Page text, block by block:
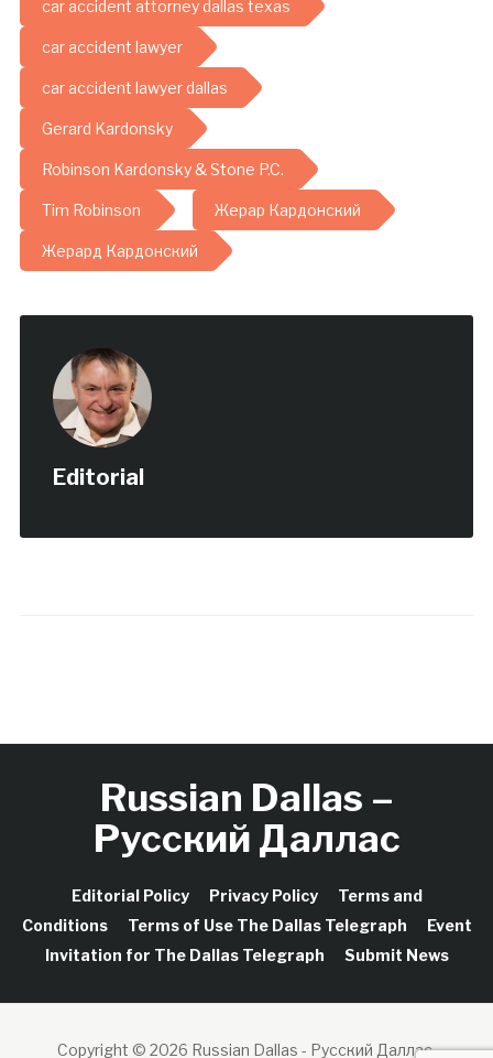
car accident attorney dallas texas
car accident lawyer
car accident lawyer dallas
Gerard Kardonsky
Robinson Kardonsky & Stone P.C.
Tim Robinson Жерар Кардонский
Жерард Кардонский
Editorial
Russian Dallas –
Русский Даллас
Editorial Policy Privacy Policy
Terms and
Conditions
Terms of Use The Dallas Telegraph
Event
Invitation for The Dallas Telegraph
Submit News
Copyright © 2026 Russian Dallas - Русский Даллас.